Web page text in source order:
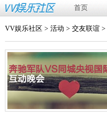
首页
VV娱乐社区 > 活动 > 交友联谊 >